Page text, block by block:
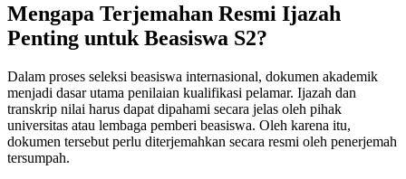
Mengapa Terjemahan Resmi Ijazah
Penting untuk Beasiswa S2?
Dalam proses seleksi beasiswa internasional, dokumen akademik
menjadi dasar utama penilaian kualifikasi pelamar. Ijazah dan
transkrip nilai harus dapat dipahami secara jelas oleh pihak
universitas atau lembaga pemberi beasiswa. Oleh karena itu,
dokumen tersebut perlu diterjemahkan secara resmi oleh penerjemah
tersumpah.